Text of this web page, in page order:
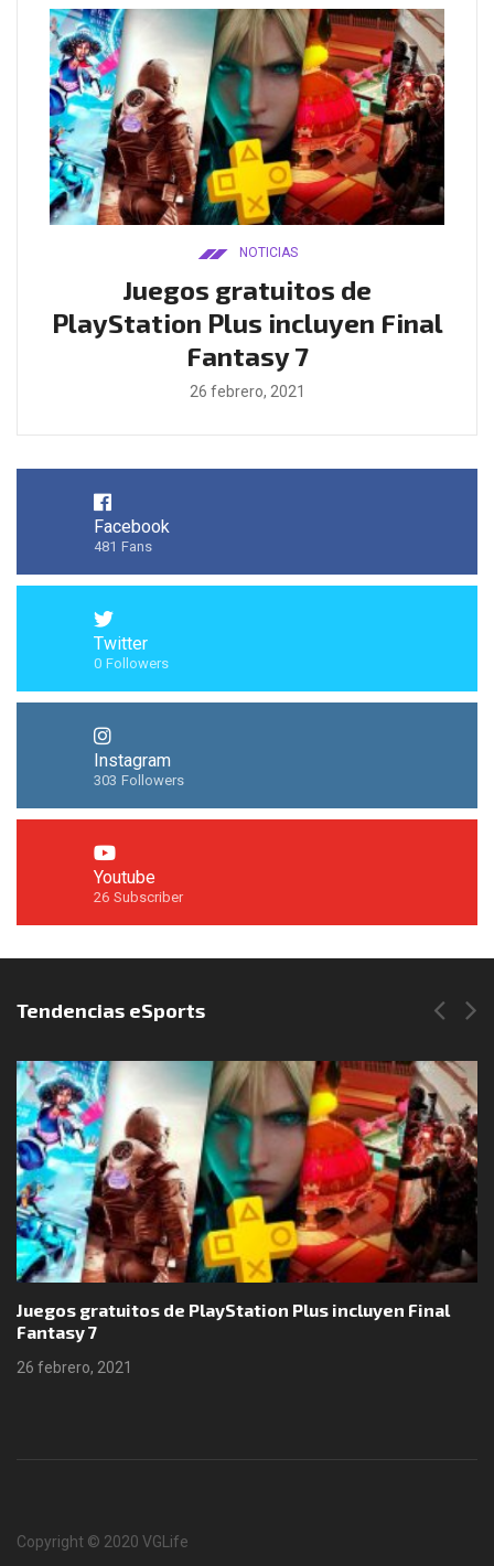
NOTICIAS
Juegos gratuitos de
PlayStation Plus incluyen Final
Fantasy 7
26 febrero, 2021
Facebook
481 Fans
Twitter
0 Followers
Instagram
303 Followers
Youtube
26 Subscriber
Síguenos en Instagram
Tendencias eSports
Juegos gratuitos de PlayStation Plus incluyen Final
Fantasy 7
26 febrero, 2021
Copyright © 2020 VGLife